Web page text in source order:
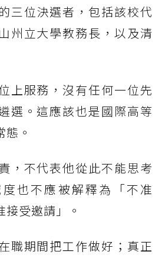
三位決選者，包括該校代
州立大學教務長，以及清
上服務，沒有任何一位先
選。這應該也是國際高等
。
，不代表他從此不能思考
也不應被解釋為「不准
受邀請」。
職期間把工作做好；真正